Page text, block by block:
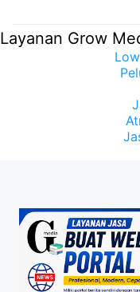
Layanan Grow